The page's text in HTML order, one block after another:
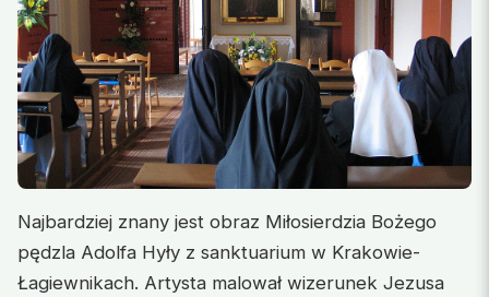
Najbardziej znany jest obraz Miłosierdzia Bożego
pędzla Adolfa Hyły z sanktuarium w Krakowie-
Łagiewnikach. Artysta malował wizerunek Jezusa